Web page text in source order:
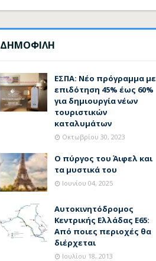
ΔΗΜΟΦΙΛΗ
ΕΣΠΑ: Νέο πρόγραμμα με
επιδότηση 45% έως 60%
για δημιουργία νέων
τουριστικών
καταλυμάτων
Οκτωβρίου 30, 2023
Ο πύργος του Άιφελ και
τα μυστικά του
Ιουνίου 04, 2025
Αυτοκινητόδρομος
Κεντρικής Ελλάδας Ε65:
Από ποιες περιοχές θα
διέρχεται
Ιουλίου 18, 2013